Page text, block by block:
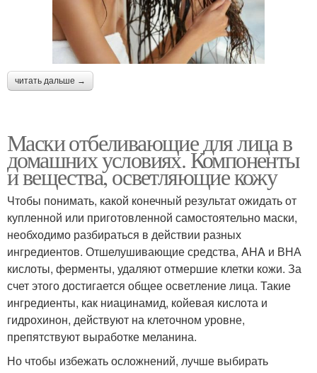
читать дальше →
Маски отбеливающие для лица в
домашних условиях. Компоненты
и вещества, осветляющие кожу
Чтобы понимать, какой конечный результат ожидать от
купленной или приготовленной самостоятельно маски,
необходимо разбираться в действии разных
ингредиентов. Отшелушивающие средства, AHA и ВНА
кислоты, ферменты, удаляют отмершие клетки кожи. За
счет этого достигается общее осветление лица. Такие
ингредиенты, как ниацинамид, койевая кислота и
гидрохинон, действуют на клеточном уровне,
препятствуют выработке меланина.
Но чтобы избежать осложнений, лучше выбирать